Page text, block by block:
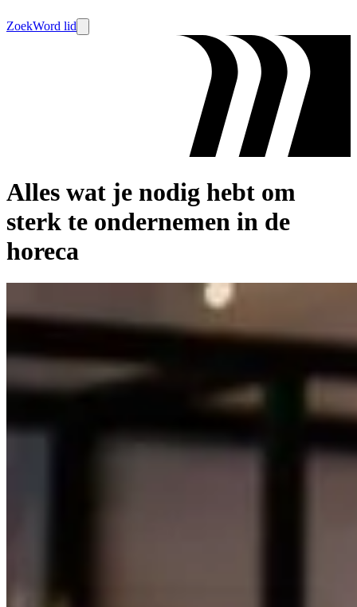
ZoekWord lid
Alles wat je nodig hebt om
sterk te ondernemen in de
horeca